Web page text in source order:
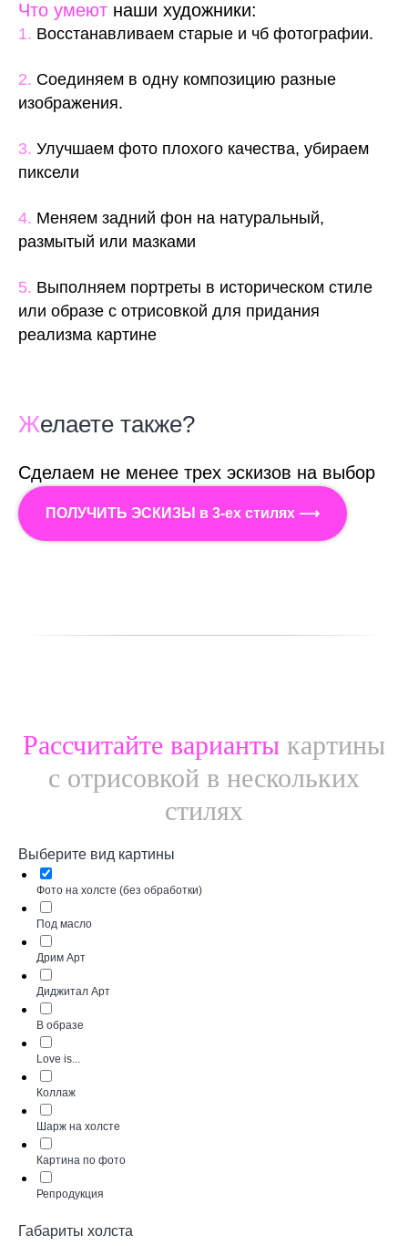
Что умеют наши художники:
1. Восстанавливаем старые и чб фотографии.
2. Соединяем в одну композицию разные
изображения.
3. Улучшаем фото плохого качества, убираем
пиксели
4. Меняем задний фон на натуральный,
размытый или мазками
5. Выполняем портреты в историческом стиле
или образе с отрисовкой для придания
реализма картине
Желаете также?
Сделаем не менее трех эскизов на выбор
ПОЛУЧИТЬ ЭСКИЗЫ в 3-ех стилях ⟶
Рассчитайте варианты картины
с отрисовкой в нескольких
стилях
Выберите вид картины
Фото на холсте (без обработки)
Под масло
Дрим Арт
Диджитал Арт
В образе
Love is...
Коллаж
Шарж на холсте
Картина по фото
Репродукция
Габариты холста